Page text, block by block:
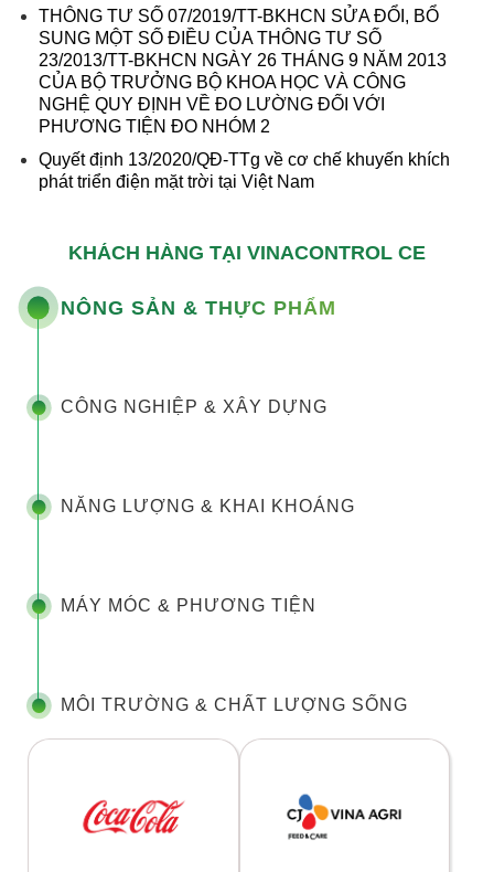
THÔNG TƯ SỐ 07/2019/TT-BKHCN SỬA ĐỔI, BỔ
SUNG MỘT SỐ ĐIỀU CỦA THÔNG TƯ SỐ
23/2013/TT-BKHCN NGÀY 26 THÁNG 9 NĂM 2013
CỦA BỘ TRƯỞNG BỘ KHOA HỌC VÀ CÔNG
NGHỆ QUY ĐỊNH VỀ ĐO LƯỜNG ĐỐI VỚI
PHƯƠNG TIỆN ĐO NHÓM 2
Quyết định 13/2020/QĐ-TTg về cơ chế khuyến khích
phát triển điện mặt trời tại Việt Nam
KHÁCH HÀNG TẠI VINACONTROL CE
NÔNG SẢN & THỰC PHẨM
CÔNG NGHIỆP & XÂY DỰNG
NĂNG LƯỢNG & KHAI KHOÁNG
MÁY MÓC & PHƯƠNG TIỆN
MÔI TRƯỜNG & CHẤT LƯỢNG SỐNG